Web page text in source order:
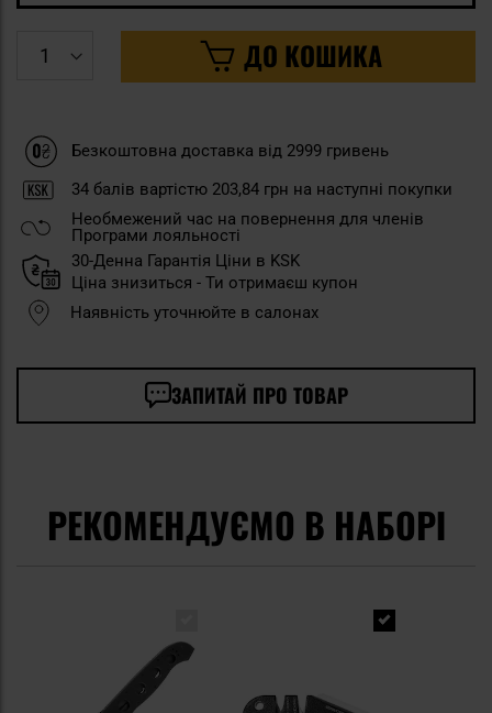
ДО КОШИКА
Безкоштовна доставка від 2999 гривень
34 балів вартістю 203,84 грн на наступні покупки
Необмежений час на повернення для членів
Програми лояльності
30-Денна Гарантія Ціни в KSK
Ціна знизиться - Ти отримаєш купон
Наявність уточнюйте в салонах
ЗАПИТАЙ ПРО ТОВАР
РЕКОМЕНДУЄМО В НАБОРІ